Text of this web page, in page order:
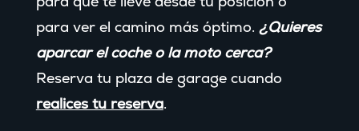
para ver el camino más óptimo. ¿Quieres
aparcar el coche o la moto cerca?
Reserva tu plaza de garage cuando
realices tu reserva.